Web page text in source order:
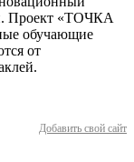
Проект «ТОЧКА
обучающие
от
Добавить свой сайт